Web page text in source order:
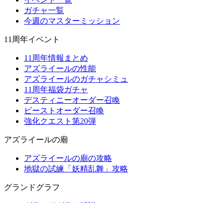
ガチャ一覧
今週のマスターミッション
11周年イベント
11周年情報まとめ
アズライールの性能
アズライールのガチャシミュ
11周年福袋ガチャ
デスティニーオーダー召喚
ビーストオーダー召喚
強化クエスト第20弾
アズライールの廟
アズライールの廟の攻略
地獄の試練「妖精乱舞」攻略
グランドグラフ